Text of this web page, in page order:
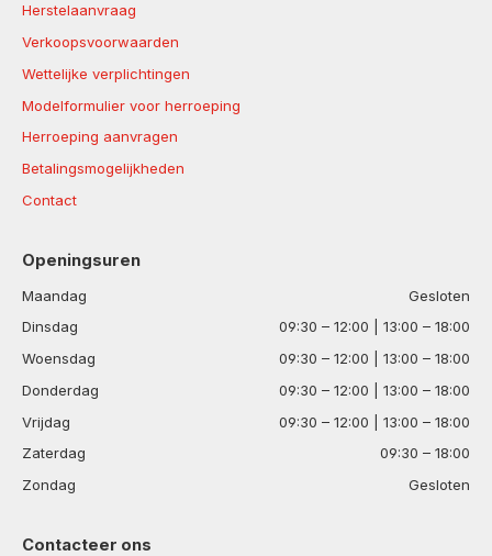
Herstelaanvraag
Verkoopsvoorwaarden
Wettelijke verplichtingen
Modelformulier voor herroeping
Herroeping aanvragen
Betalingsmogelijkheden
Contact
Openingsuren
Maandag
Gesloten
Dinsdag
09:30 – 12:00 | 13:00 – 18:00
Woensdag
09:30 – 12:00 | 13:00 – 18:00
Donderdag
09:30 – 12:00 | 13:00 – 18:00
Vrijdag
09:30 – 12:00 | 13:00 – 18:00
Zaterdag
09:30 – 18:00
Zondag
Gesloten
Contacteer ons